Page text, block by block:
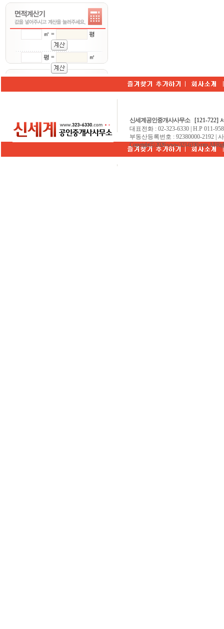
㎡ = 평
평 = ㎡
신세계공인중개사사무소[121-722]
대표전화 : 02-323-6330 | H.P 011-
부동산등록번호 : 92380000-2192 |
Copyrightⓒ 2026 www.323-6330.com. All